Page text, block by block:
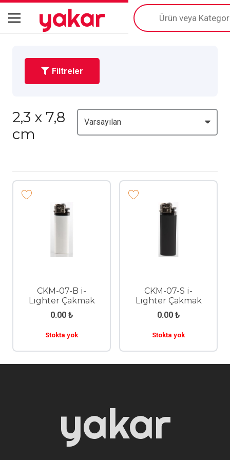
yakar
Products
search
Filtreler
2,3 x 7,8
cm
CKM-07-B i-
Lighter Çakmak
0.00 ₺
Stokta yok
CKM-07-S i-
Lighter Çakmak
0.00 ₺
Stokta yok
yakar